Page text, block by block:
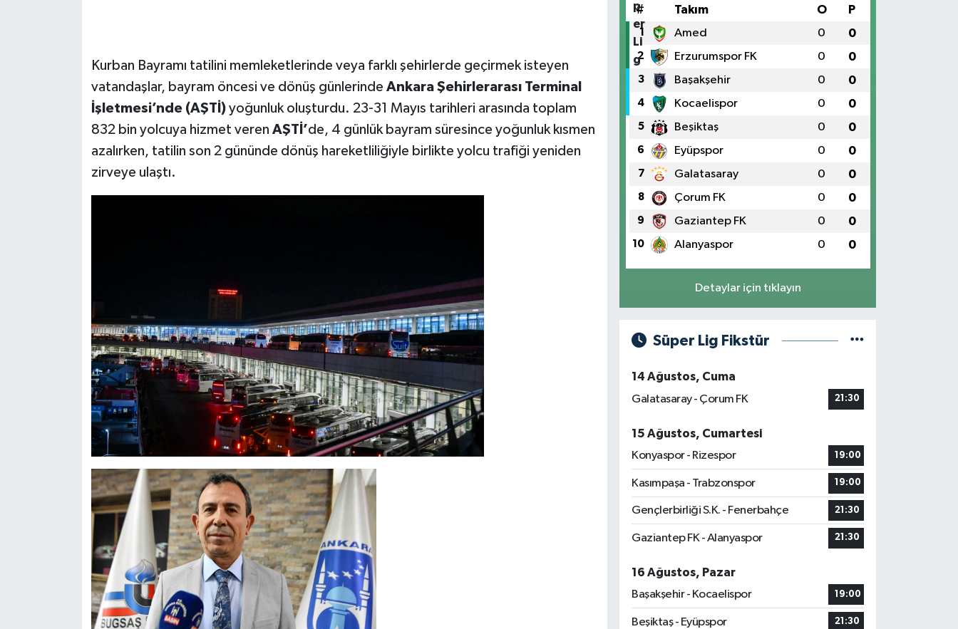
Kurban Bayramı tatilini memleketlerinde veya farklı şehirlerde geçirmek isteyen
vatandaşlar, bayram öncesi ve dönüş günlerinde Ankara Şehirlerarası Terminal
İşletmesi’nde (AŞTİ) yoğunluk oluşturdu. 23-31 Mayıs tarihleri arasında toplam
832 bin yolcuya hizmet veren AŞTİ’de, 4 günlük bayram süresince yoğunluk kısmen
azalırken, tatilin son 2 gününde dönüş hareketliliğiyle birlikte yolcu trafiği yeniden
zirveye ulaştı.
# Takım O P
1 Amed 0 0
2 Erzurumspor FK 0 0
3 Başakşehir 0 0
4 Kocaelispor 0 0
5 Beşiktaş 0 0
6 Eyüpspor 0 0
7 Galatasaray 0 0
8 Çorum FK 0 0
9 Gaziantep FK 0 0
10 Alanyaspor 0 0
Detaylar için tıklayın
Süper Lig Fikstür
14 Ağustos, Cuma
Galatasaray - Çorum FK
21:30
15 Ağustos, Cumartesi
Konyaspor - Rizespor
19:00
Kasımpaşa - Trabzonspor 19:00
Gençlerbirliği S.K. - Fenerbahçe 21:30
Gaziantep FK - Alanyaspor 21:30
16 Ağustos, Pazar
Başakşehir - Kocaelispor
19:00
Beşiktaş - Eyüpspor 21:30